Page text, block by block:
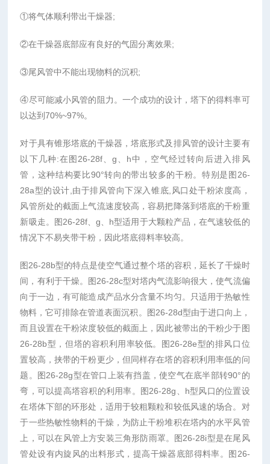
①将气体顺利带出干燥器;
②在干燥器底部应有良好的气固分离效果;
③尾风管中不能出现物料的沉积;
④尽可能减小风管的阻力。一个成功的设计，塔下的得料率可
以达到70%~97%。
对于具有锥形塔底的干燥器，塔底形式及排风管的设计主要有
以下几种:在图26-28f、g、h中，空气经过转向后进入排风
管，这种结构要比90°转向的带出较多的干粉。特别是图26-
28a型的设计,由于排风管向下深入锥底,风口处干粉浓度高，
风管所处的截面上气流速度较高，容易把降落到塔底的干粉重
新吸走。图26-28f、g、h型适用于大颗粒产品，在气速较低的
情况下不易夹带干粉，因此塔底得料率较高。
图26-28b型的特点是使空气通过整个塔的容积，延长了干燥时
间，有利于干燥。图26-28c型对塔内气流影响很大，使气流偏
向于一边，有可能造成产品水分含量不均匀。只适用于热敏性
物料，它可排除在管道表面沉积。图26-28d型由于进口向上，
而且设置在干粉浓度较低的截面上，因此被带出的干粉少于图
26-28b型，但塔的容积利用率较低。图26-28e型的排风口位
置较高，挟带的干粉更少，但同样存在塔的容积利用率低的问
题。图26-28g型在管口上装有挡盖，使空气在底半部转90°的
弯，可以提高塔容积的利用率。图26-28g、h型风口的位置设
在塔体下部的环形处，适用于较粗颗粒和较低风速的场合。对
于一些热敏性物料的干燥，为防止干粉堆积在塔内的水平风管
上，可以在风管上方安装三角形防雨罩。图26-28i型是在尾风
管处设有内旋风的出料形式，提高干燥器底部得料率。图26-